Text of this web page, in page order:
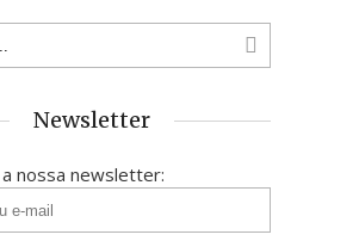
Newsletter
nossa newsletter: